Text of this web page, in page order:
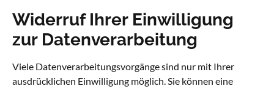
Widerruf Ihrer Einwilligung
zur Datenverarbeitung
Viele Datenverarbeitungsvorgänge sind nur mit Ihrer
ausdrücklichen Einwilligung möglich. Sie können eine